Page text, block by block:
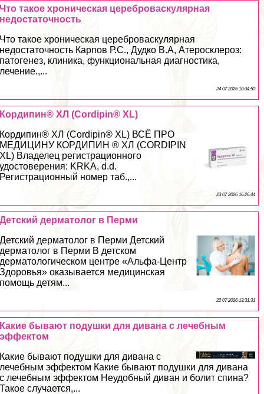
Что такое хроническая цереброваскулярная
недостаточность
Что такое хроническая цереброваскулярная
недостаточность Карпов Р.С., Дудко В.А, Атеросклероз:
патогенез, клиника, функциональная диагностика,
лечение.,...
24 07 2026 10:34:50
Кордипин® XЛ (Cordipin® XL)
Кордипин® XЛ (Cordipin® XL) ВСЁ ПРО
МЕДИЦИНУ КОРДИПИН ® ХЛ (CORDIPIN
XL) Владелец регистрационного
удостоверения: KRKA, d.d.
Регистрационный номер таб.,...
23 07 2026 16:26:44
Детский дерматолог в Перми
Детский дерматолог в Перми Детский
дерматолог в Перми В детском
дерматологическом центре «Альфа-Центр
Здоровья» оказывается медицинская
помощь детям...
22 07 2026 13:31:31
Какие бывают подушки для дивана с лечебным
эффектом
Какие бывают подушки для дивана с
лечебным эффектом Какие бывают подушки для дивана
с лечебным эффектом Неудобный диван и болит спина?
Такое случается,...